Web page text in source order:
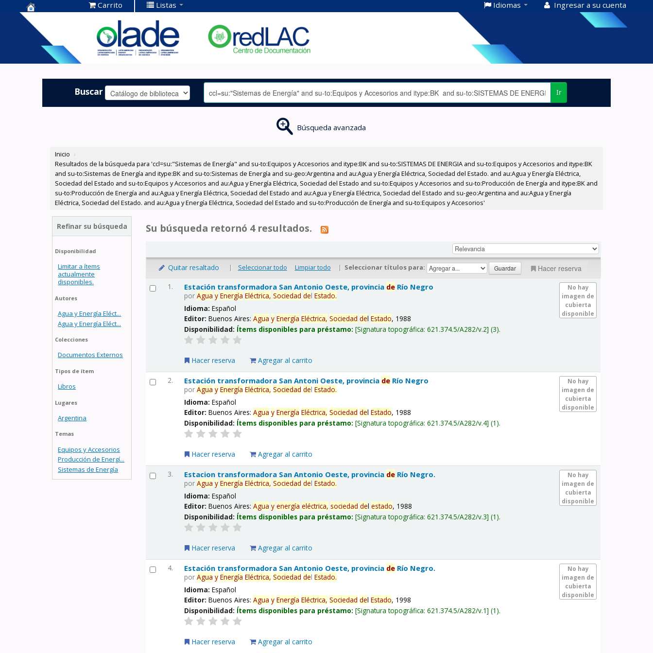
Centro de
Documentación
OLADE -
Carrito Listas Idiomas Ingresar a su cuenta
Buscar Ir
Búsqueda avanzada
Inicio ›
Resultados de la búsqueda para 'ccl=su:"Sistemas de Energía" and su-to:Equipos y Accesorios and itype:BK and su-to:SISTEMAS DE ENERGIA and su-to:Equipos y Accesorios and itype:BK
and su-to:Sistemas de Energía and itype:BK and su-to:Sistemas de Energía and su-geo:Argentina and au:Agua y Energía Eléctrica, Sociedad del Estado. and au:Agua y Energía Eléctrica,
Sociedad del Estado and su-to:Equipos y Accesorios and au:Agua y Energía Eléctrica, Sociedad del Estado and su-to:Equipos y Accesorios and su-to:Producción de Energía and itype:BK and
su-to:Producción de Energía and au:Agua y Energía Eléctrica, Sociedad del Estado and au:Agua y Energía Eléctrica, Sociedad del Estado and su-geo:Argentina and au:Agua y Energía
Eléctrica, Sociedad del Estado. and au:Agua y Energía Eléctrica, Sociedad del Estado and su-to:Producción de Energía and su-to:Equipos y Accesorios'
Refinar su búsqueda
Disponibilidad
Limitar a ítems
actualmente
disponibles.
Autores
Agua y Energía Eléct...
Agua y Energía Eléct...
Colecciones
Documentos Externos
Tipos de ítem
Libros
Lugares
Argentina
Temas
Equipos y Accesorios
Producción de Energí...
Sistemas de Energía
Su búsqueda retornó 4 resultados.
Quitar resaltado | Seleccionar todo Limpiar todo | Seleccionar títulos para: Hacer reserva
1.
No hay
imagen de
cubierta
disponible
Estación transformadora San Antonio Oeste, provincia de Río Negro
porAgua y Energía Eléctrica, Sociedad delEstado.
Idioma:Español
Editor:Buenos Aires:Agua y Energía Eléctrica, Sociedad delEstado, 1988
Disponibilidad: Ítems disponibles para préstamo: Signatura topográfica:621.374.5/A282/v.2 (3).
Hacer reserva Agregar al carrito
2.
No hay
imagen de
cubierta
disponible
Estación transformadora San Antoni Oeste, provincia de Río Negro
porAgua y Energía Eléctrica, Sociedad delEstado.
Idioma:Español
Editor:Buenos Aires:Agua y Energía Eléctrica, Sociedad delEstado, 1988
Disponibilidad: Ítems disponibles para préstamo: Signatura topográfica:621.374.5/A282/v.4 (1).
Hacer reserva Agregar al carrito
3.
No hay
imagen de
cubierta
disponible
Estacion transformadora San Antonio Oeste, provincia de Río Negro.
porAgua y Energía Eléctrica, Sociedad delEstado.
Idioma:Español
Editor:Buenos Aires:Agua y energía eléctrica, sociedad delestado, 1988
Disponibilidad: Ítems disponibles para préstamo: Signatura topográfica:621.374.5/A282/v.3 (1).
Hacer reserva Agregar al carrito
4.
No hay
imagen de
cubierta
disponible
Estación transformadora San Antonio Oeste, provincia de Río Negro.
porAgua y Energía Eléctrica, Sociedad delEstado.
Idioma:Español
Editor:Buenos Aires:Agua y Energía Eléctrica, Sociedad delEstado, 1998
Disponibilidad: Ítems disponibles para préstamo: Signatura topográfica:621.374.5/A282/v.1 (1).
Hacer reserva Agregar al carrito